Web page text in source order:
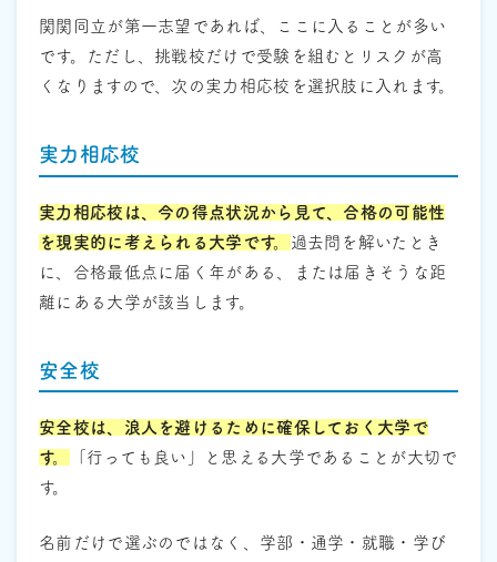
関関同立が第一志望であれば、ここに入ることが多い
です。ただし、挑戦校だけで受験を組むとリスクが高
くなりますので、次の実力相応校を選択肢に入れます。
実力相応校
実力相応校は、今の得点状況から見て、合格の可能性
を現実的に考えられる大学です。 過去問を解いたとき
に、合格最低点に届く年がある、または届きそうな距
離にある大学が該当します。
安全校
安全校は、浪人を避けるために確保しておく大学で
す。
「行っても良い」と思える大学であることが大切で
す。
名前だけで選ぶのではなく、学部・通学・就職・学び